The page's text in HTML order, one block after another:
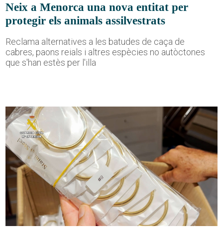
Neix a Menorca una nova entitat per
protegir els animals assilvestrats
Reclama alternatives a les batudes de caça de
cabres, paons reials i altres espècies no autòctones
que s'han estès per l'illa